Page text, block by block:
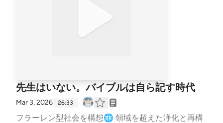
先生はいない。バイブルは自ら記す時代
Mar 3, 2026 26:33
フラーレン型社会を構想🌐 領域を超えた浄化と再構